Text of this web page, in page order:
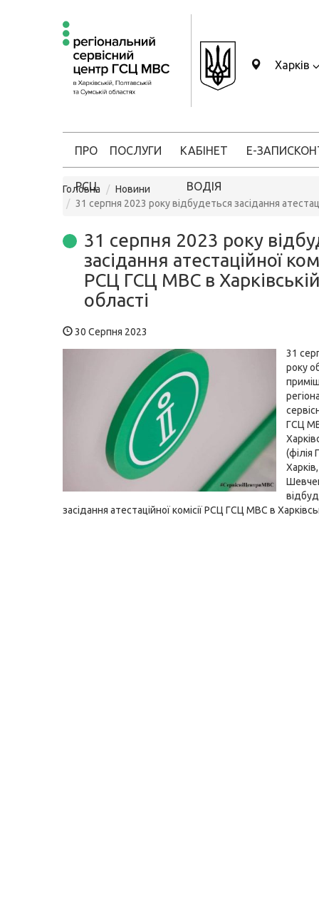
Харків
ПРО
РСЦ
ПОСЛУГИ КАБІНЕТ
ВОДІЯ
Е-ЗАПИС
Головна
Новини
31 серпня 2023 року відбудеться засідання
31 серпня 2023 року
засідання атестаційної
РСЦ ГСЦ МВС в
області
30 Серпня 2023
31
року
ГСЦ
засідання атестаційної комісії РСЦ ГСЦ МВС в